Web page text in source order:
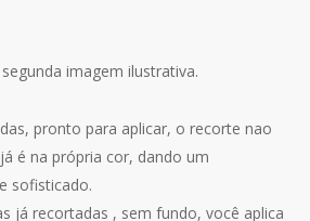
imagem ilustrativa.
pronto para aplicar, o recorte nao
é na própria cor, dando um
sofisticado.
já recortadas , sem fundo, você aplica